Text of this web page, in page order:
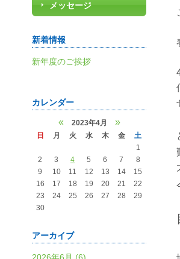
メッセージ
新着情報
新年度のご挨拶
カレンダー
« 2023年4月 »
日 月 火 水 木 金
土
1
2
3 4 5 6 7
8
9
10 11 12 13 14
15
16
17 18 19 20 21
22
23
24 25 26 27 28
29
30
アーカイブ